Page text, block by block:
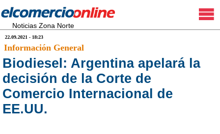
Noticias Zona Norte
22.09.2021 - 18:23
Información General
Biodiesel: Argentina apelará la
decisión de la Corte de
Comercio Internacional de
EE.UU.